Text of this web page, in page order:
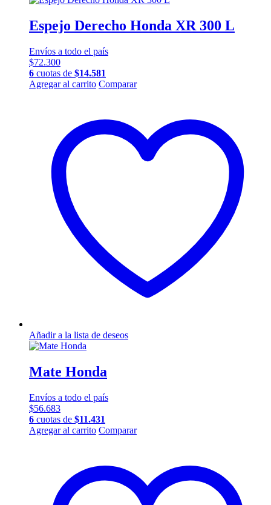
Espejo Derecho Honda XR 300 L
Envíos a todo el país
$72.300
6 cuotas de $14.581
Agregar al carrito Comparar
Añadir a la lista de deseos
Mate Honda
Envíos a todo el país
$56.683
6 cuotas de $11.431
Agregar al carrito Comparar